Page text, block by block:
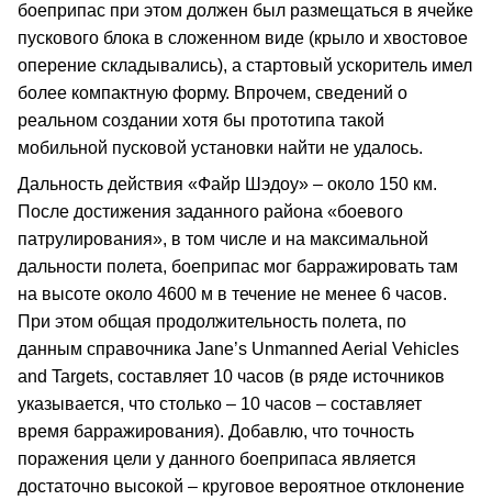
боеприпас при этом должен был размещаться в ячейке
пускового блока в сложенном виде (крыло и хвостовое
оперение складывались), а стартовый ускоритель имел
более компактную форму. Впрочем, сведений о
реальном создании хотя бы прототипа такой
мобильной пусковой установки найти не удалось.
Дальность действия «Файр Шэдоу» – около 150 км.
После достижения заданного района «боевого
патрулирования», в том числе и на максимальной
дальности полета, боеприпас мог барражировать там
на высоте около 4600 м в течение не менее 6 часов.
При этом общая продолжительность полета, по
данным справочника Jane’s Unmanned Aerial Vehicles
and Targets, составляет 10 часов (в ряде источников
указывается, что столько – 10 часов – составляет
время барражирования). Добавлю, что точность
поражения цели у данного боеприпаса является
достаточно высокой – круговое вероятное отклонение